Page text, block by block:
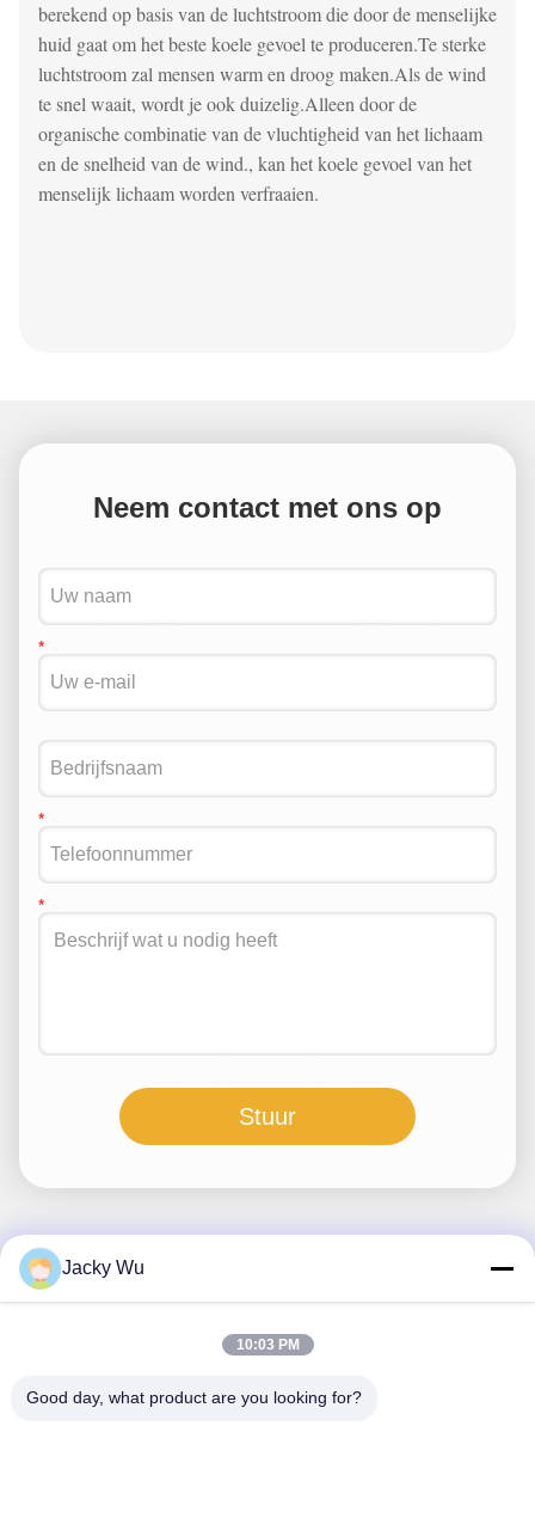
berekend op basis van de luchtstroom die door de menselijke
huid gaat om het beste koele gevoel te produceren.Te sterke
luchtstroom zal mensen warm en droog maken.Als de wind
te snel waait, wordt je ook duizelig.Alleen door de
organische combinatie van de vluchtigheid van het lichaam
en de snelheid van de wind., kan het koele gevoel van het
menselijk lichaam worden verfraaien.
Neem contact met ons op
Stuur
Snel contact
industriële haven, nr.117, Nansan Road, economische
Jacky Wu
10:03 PM
Good day, what product are you looking for?